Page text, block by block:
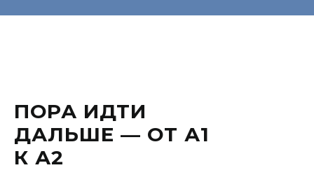
ПОРА ИДТИ
ДАЛЬШЕ — ОТ А1
К А2